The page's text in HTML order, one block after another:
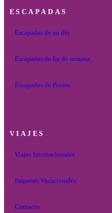
ESCAPADAS
Escapadas de un día
Escapadas de fin de semana
Escapadas de Puente
VIAJES
Viajes Internacionales
Paquetes Vacacionales
Contacto